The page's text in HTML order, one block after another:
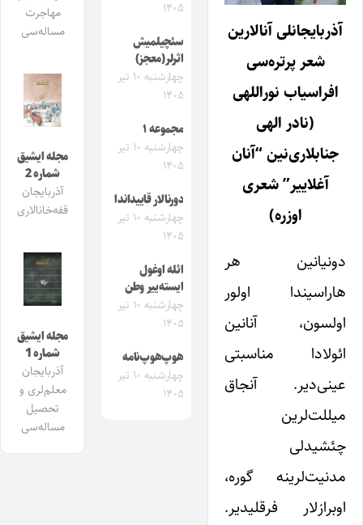
آذربایجانلی آنالارین
شعر پرتره‌سی
افراسیاب نوراللهی
(نادر الهی
جنابلاری‌نین “آنان
آغلاییر” شعری
اوزره)
دونیانین هر
هاراسیندا اولور
اولسون، آنانین
ائولادا مناسبتی
عینی‌دیر. آنجاق
میللت‌لرین
چئشیدلی
مدنیت‌لرینه گوره،
اوبرازلار فرقلیدیر.
۱۴۰۵
سئچیلمیش
اثرلر(معجز)
چهارشنبه ۱۰ تیر
۱۴۰۵
مجموعه ۱
چهارشنبه ۱۰ تیر
۱۴۰۵
دورنالار قاییداندا
چهارشنبه ۱۰ تیر
۱۴۰۵
ائله اوغول
ایسته‌ییر وطن
چهارشنبه ۱۰ تیر
۱۴۰۵
هوپ‌هوپ‌نامه
چهارشنبه ۱۰ تیر
۱۴۰۵
مهاجرت
مساله‌سی
مجله ایشیق
شماره 2
آذربایجان
قفه‌خانالاری
مجله ایشیق
شماره 1
آذربایجان
معلم‌لری و
تحصیل
مساله‌سی